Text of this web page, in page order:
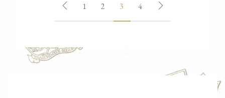
1 2 3 4